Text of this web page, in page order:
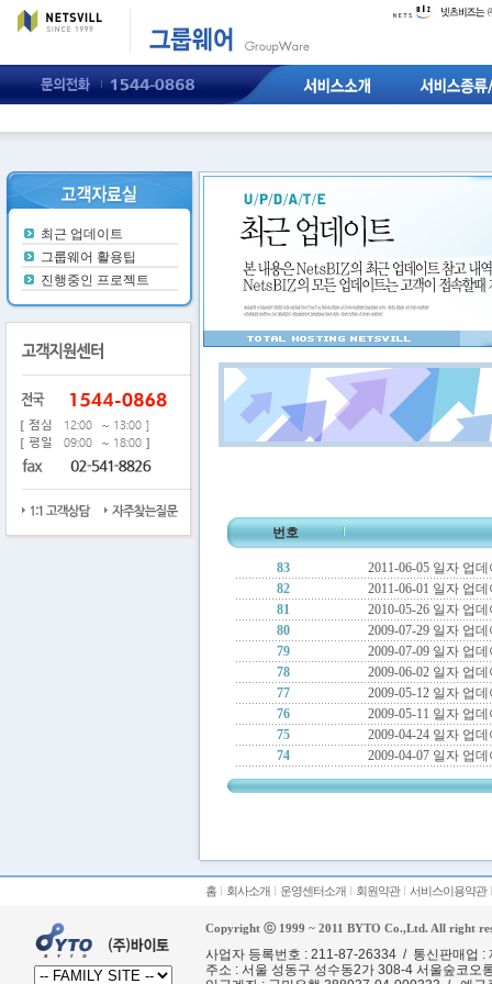
츠비즈솔루션
도
주요기능소
개
터페이스
웨어솔루션
최근 업데이트
그룹웨어 활용팁
진행중인 프로젝트
번호
83
2011-06-05 일자 업
82
2011-06-01 일자 업
81
2010-05-26 일자 업
80
2009-07-29 일자 업
79
2009-07-09 일자 업
78
2009-06-02 일자 업
77
2009-05-12 일자 업
76
2009-05-11 일자 업
75
2009-04-24 일자 업
74
2009-04-07 일자 업
홈 l 회사소개 l 운영센터소개 l 회원약관l 서비스이용약관
Copyright ⓒ 1999 ~ 2011 BYTO Co.,Ltd. All right
사업자 등록번호 : 211-87-26334 / 통신판매업
주소 : 서울 성동구 성수동2가 308-4 서울숲코